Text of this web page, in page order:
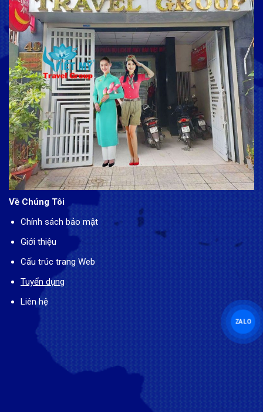
Về Chúng Tôi
Chính sách bảo mật
Giới thiệu
Cấu trúc trang Web
Tuyển dụng
Liên hệ
ZALO